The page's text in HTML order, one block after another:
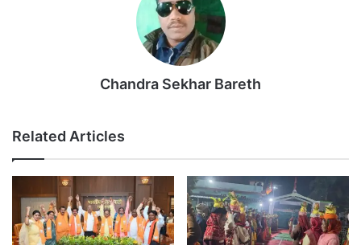
Chandra Sekhar Bareth
Related Articles